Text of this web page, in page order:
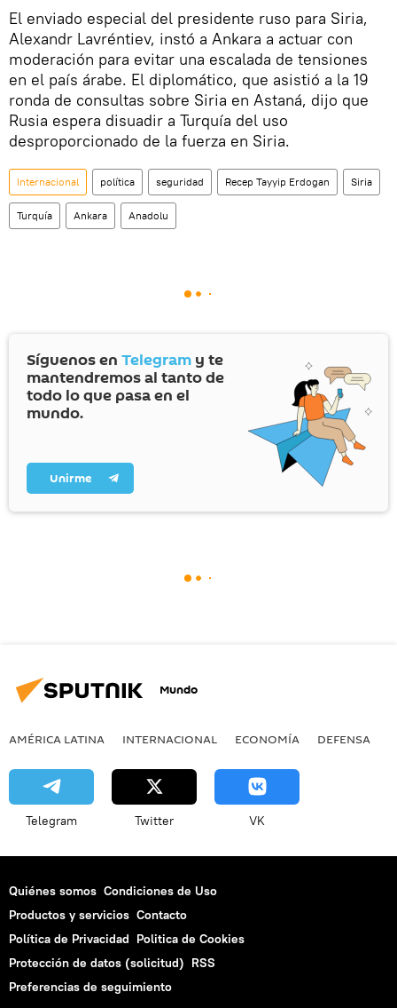
El enviado especial del presidente ruso para Siria,
Alexandr Lavréntiev, instó a Ankara a actuar con
moderación para evitar una escalada de tensiones
en el país árabe. El diplomático, que asistió a la 19
ronda de consultas sobre Siria en Astaná, dijo que
Rusia espera disuadir a Turquía del uso
desproporcionado de la fuerza en Siria.
Internacional política seguridad Recep Tayyip Erdogan Siria
Turquía Ankara Anadolu
Síguenos en Telegram y te
mantendremos al tanto de
todo lo que pasa en el
mundo.
Unirme
Mundo
AMÉRICA LATINA INTERNACIONAL ECONOMÍA DEFENSA
Telegram Twitter VK
Quiénes somos Condiciones de Uso
Productos y servicios Contacto
Política de Privacidad Politica de Cookies
Protección de datos (solicitud) RSS
Preferencias de seguimiento